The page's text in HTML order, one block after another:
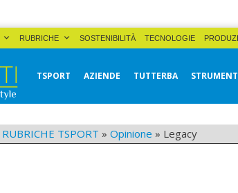
RUBRICHE SOSTENIBILITÀ TECNOLOGIE
TSPORT AZIENDE TUTTERBA
RUBRICHE TSPORT » Opinione » Legacy